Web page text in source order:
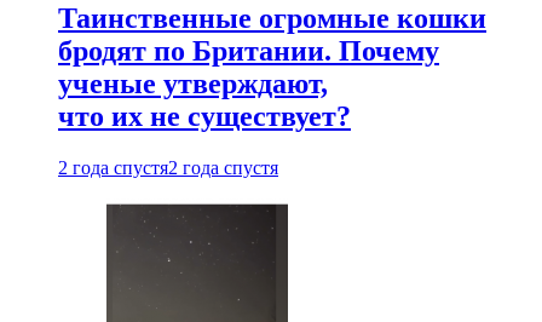
Таинственные огромные кошки
бродят по Британии. Почему
ученые утверждают,
что их не существует?
2 года спустя2 года спустя